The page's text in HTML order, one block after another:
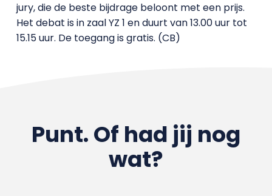
jury, die de beste bijdrage beloont met een prijs.
Het debat is in zaal YZ 1 en duurt van 13.00 uur tot
15.15 uur. De toegang is gratis. (CB)
Punt. Of had jij nog
wat?